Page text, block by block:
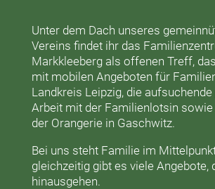
Unter dem Dach unseres
Vereins findet ihr das
Markkleebergals offenen Treff, das
mit mobilen Angeboten für
Landkreis Leipzig, die
Arbeit mit der Familienlotsin sowie
der Orangeriein Gaschwitz.
Bei uns steht Familie im
gleichzeitig gibt es viele Angebote,
hinausgehen.